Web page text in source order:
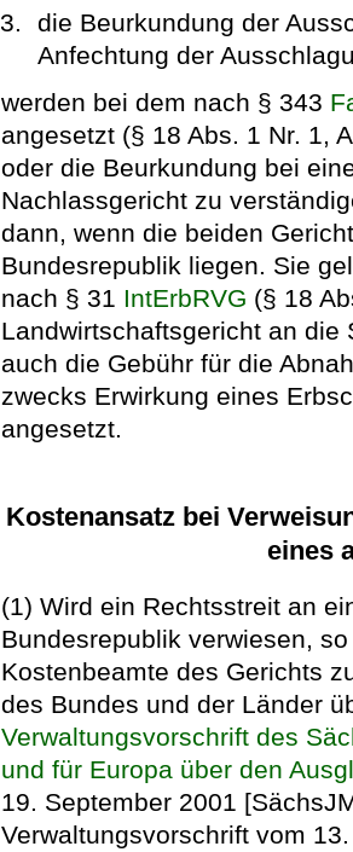
die Beurkundung der
Anfechtung der
werden bei dem nach § 343
angesetzt (§ 18 Abs. 1 Nr. 1,
oder die Beurkundung bei
Nachlassgericht zu
dann, wenn die beiden
Bundesrepublik liegen. Sie
nach § 31 IntErbRVG (§ 18
Landwirtschaftsgericht an
auch die Gebühr für die
zwecks Erwirkung eines
angesetzt.
Kostenansatz bei
eines
(1) Wird ein Rechtsstreit an
Bundesrepublik verwiesen,
Kostenbeamte des Gerichts
des Bundes und der Länder
Verwaltungsvorschrift des
und für Europa über den
19. September 2001
Verwaltungsvorschrift vom